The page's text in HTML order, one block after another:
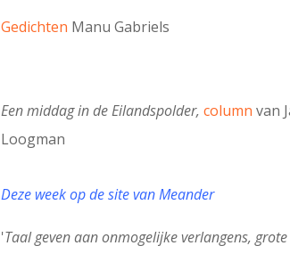
Gedichten Manu Gabriels
Een middag in de Eilandspolder,column van
Loogman
Deze week op de site van Meander
'Taal geven aan onmogelijke verlangens,